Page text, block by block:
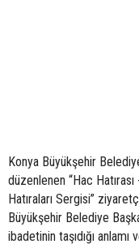
Konya Büyükşehir
düzenlenen “Hac
Hatıraları Sergisi”
Büyükşehir Belediye
ibadetinin taşıdığı anlamı